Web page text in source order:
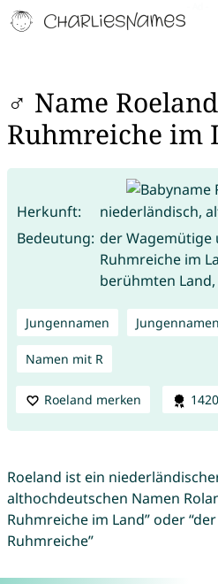
♂ Name
Ruhmreiche im
Herkunft:
niederländisch,
Bedeutung: der Wagemütige
Ruhmreiche im
berühmten
Jungennamen
Namen mit R
Roeland merken
Roeland ist ein
althochdeutschen Namen
Ruhmreiche im Land” oder
Ruhmreiche”